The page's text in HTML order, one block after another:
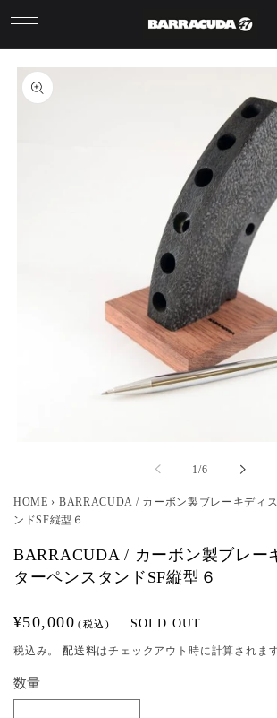
ンツに
商品情
報にス
キップ
ル
ィ
ア
開
1/の
6
HOME › BARRACUDA / カーボン製ブレーキディ
ンドSF縦型６
BARRACUDA / カーボン製ブレー
ターペンスタンドSF縦型６
通
常
格
¥50,000 (税込) SOLD OUT
税込み。配送料はチェックアウト時に計算されます
数量